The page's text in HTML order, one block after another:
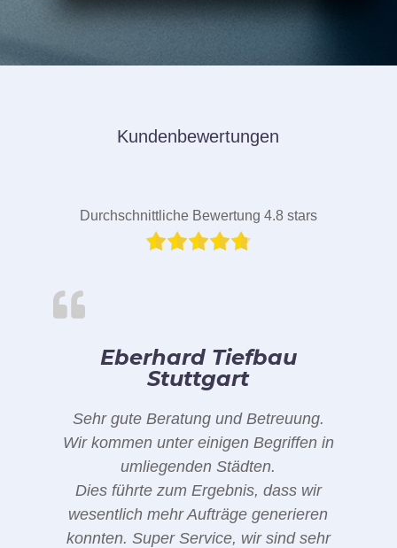
Kundenbewertungen
Durchschnittliche Bewertung 4.8 stars
Eberhard Tiefbau
Stuttgart
Sehr gute Beratung und Betreuung.
Wir kommen unter einigen Begriffen in
umliegenden Städten.
Dies führte zum Ergebnis, dass wir
wesentlich mehr Aufträge generieren
konnten. Super Service, wir sind sehr